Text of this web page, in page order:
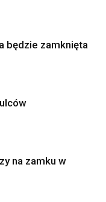
będzie zamknięta
na zamku w